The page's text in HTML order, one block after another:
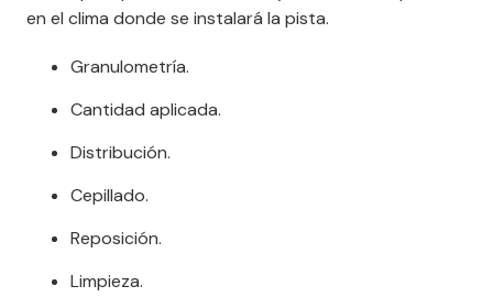
en el clima donde se instalará la pista.
Granulometría.
Cantidad aplicada.
Distribución.
Cepillado.
Reposición.
Limpieza.